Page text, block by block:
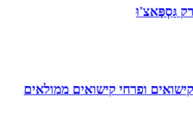
גַּסְפָּאצ'וּ
ופרחי קישואים ממולאים